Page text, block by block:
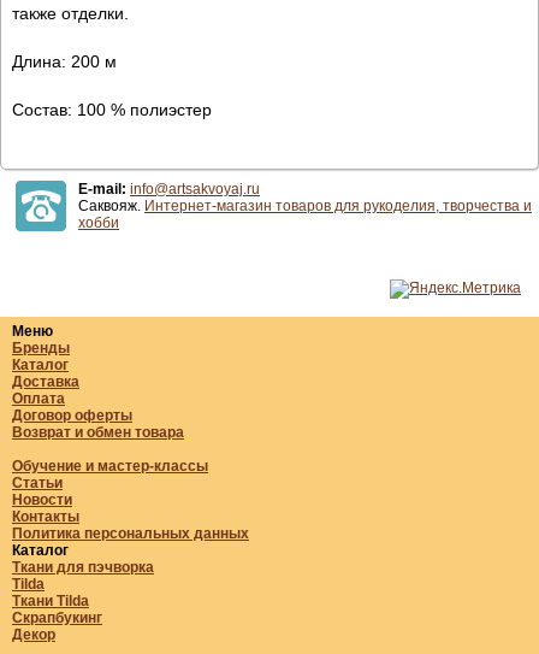
также отделки.
Длина: 200 м
Состав: 100 % полиэстер
E-mail: info@artsakvoyaj.ru
Саквояж. Интернет-магазин товаров для рукоделия, творчества и
хобби
Меню
Бренды
Каталог
Доставка
Оплата
Договор оферты
Возврат и обмен товара
Обучение и мастер-классы
Статьи
Новости
Контакты
Политика персональных данных
Каталог
Ткани для пэчворка
Tilda
Ткани Tilda
Скрапбукинг
Декор